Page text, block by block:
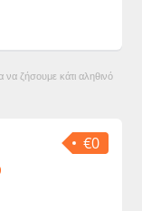
να ζήσουμε κάτι αληθινό
€0